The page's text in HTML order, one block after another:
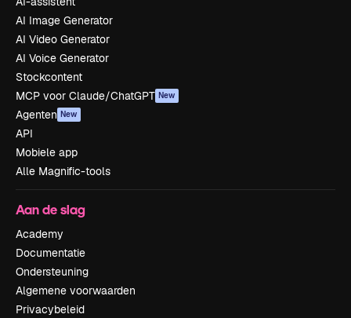
AI Image Generator
AI Video Generator
AI Voice Generator
Stockcontent
MCP voor Claude/ChatGPT New
Agenten New
API
Mobiele app
Alle Magnific-tools
Aan de slag
Academy
Documentatie
Ondersteuning
Algemene voorwaarden
Privacybeleid